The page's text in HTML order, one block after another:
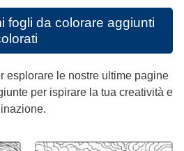
fogli da colorare aggiunti
esplorare le nostre ultime pagine
per ispirare la tua creatività e